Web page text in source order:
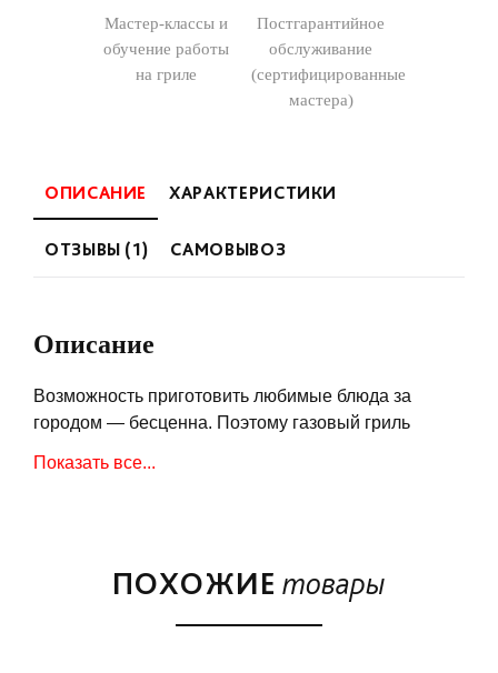
Мастер-классы и
обучение работы
на гриле
Постгарантийное
обслуживание
(сертифицированные
мастера)
ОПИСАНИЕ ХАРАКТЕРИСТИКИ
ОТЗЫВЫ (1) САМОВЫВОЗ
Описание
Возможность приготовить любимые блюда за
городом — бесценна. Поэтому газовый гриль
функциональностью за счет грамотной
Показать все...
ПОХОЖИЕ товары